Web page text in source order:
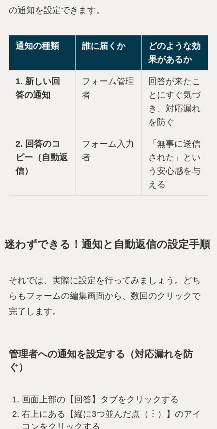
の通知を設定できます。
通知の種類 誰に届くか
どのような効
果があるか
1. 新しい回
答の通知
フォーム管理
者
回答が来たこ
とにすぐ気づ
き、対応漏れ
を防ぐ
2. 回答のコ
ピー（自動返
信）
フォーム入力
者
「無事に送信
された」とい
う安心感を与
える
迷わずできる！通知と自動返信の設定手順
それでは、実際に設定を行ってみましょう。どち
らもフォームの編集画面から、数回のクリックで
完了します。
管理者への通知を設定する（対応漏れを防
ぐ）
画面上部の【回答】タブをクリックする
右上にある【縦に3つ並んだ点（︙）】のアイ
コンをクリックする